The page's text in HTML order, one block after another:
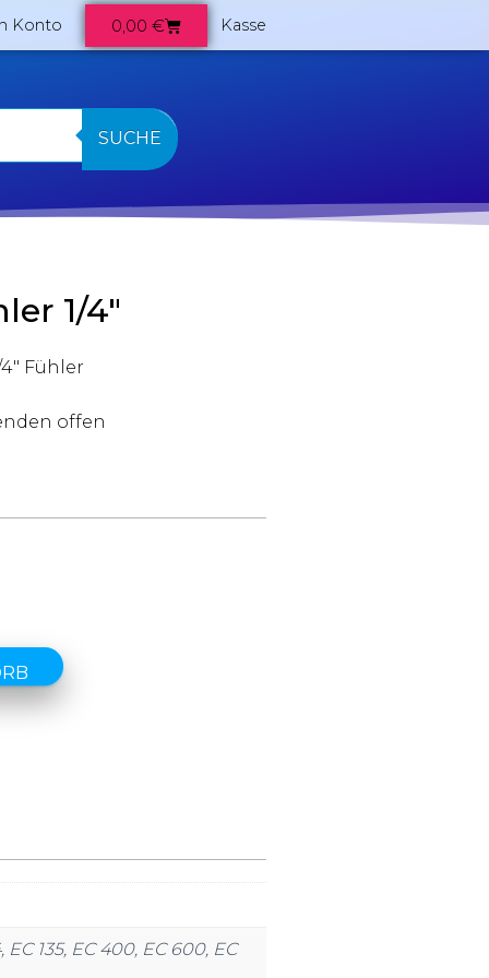
Konto 0,00 € Kasse
SUCHE
1/4″
Fühler
offen
EC 135, EC 400, EC 600, EC